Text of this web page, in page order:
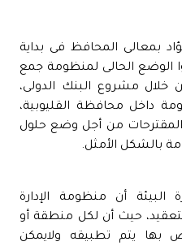
بمعالى المحافظ فى بداية
الوضع الحالى لمنظومة جمع
خلال مشروع البنك الدولى،
داخل محافظة القليوبية،
من أجل وضع حلول
بالشكل الأمثل.
أن منظومة الإدارة
حيث أن لكل منطقة أو
بها يتم تطبيقه ولايمكن